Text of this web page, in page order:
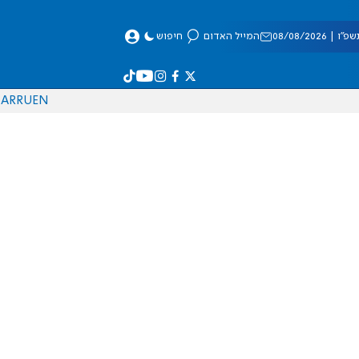
08/2026 המייל האדום חיפוש
EN
RU
AR